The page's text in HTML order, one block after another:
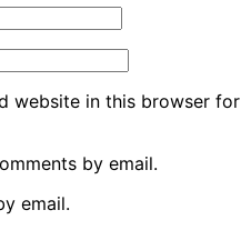
website in this browser for
by email.
email.